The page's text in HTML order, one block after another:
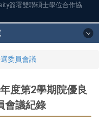
簽署雙聯碩士學位合作協
委員會議
度第2學期院優良
會議紀錄